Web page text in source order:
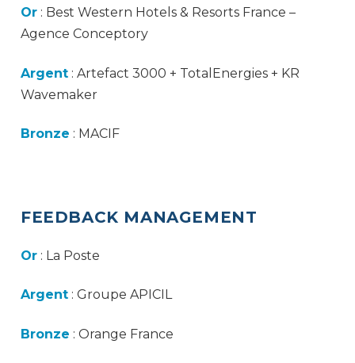
Or : Best Western Hotels & Resorts France –
Agence Conceptory
Argent : Artefact 3000 + TotalEnergies + KR
Wavemaker
Bronze : MACIF
FEEDBACK MANAGEMENT
Or : La Poste
Argent : Groupe APICIL
Bronze : Orange France